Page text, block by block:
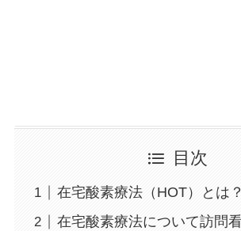
目次
在宅酸素療法（HOT）とは？
在宅酸素療法について訪問